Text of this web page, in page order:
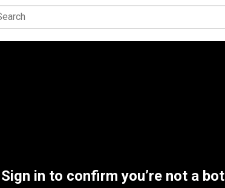
Sign in to confirm you’re not a bot